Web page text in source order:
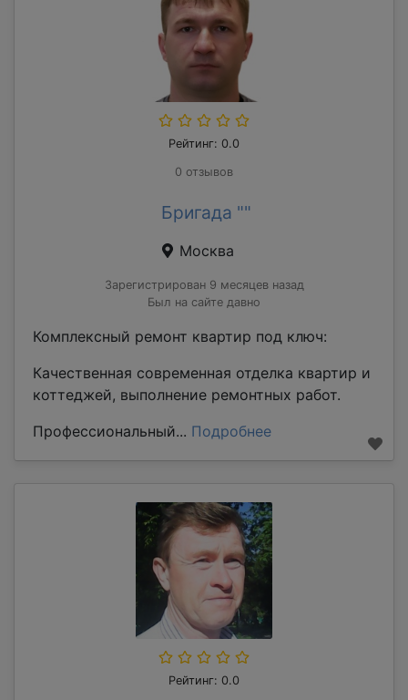
Рейтинг: 0.0
0 отзывов
Бригада ""
Москва
Зарегистрирован 9 месяцев назад
Был на сайте давно
Комплексный ремонт квартир под ключ:
Качественная современная отделка квартир и
коттеджей, выполнение ремонтных работ.
Профессиональный... Подробнее
Рейтинг: 0.0